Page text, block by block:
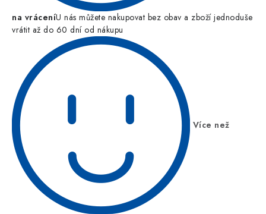
na vráceníU nás můžete nakupovat bez obav a zboží jednoduše
vrátit až do 60 dní od nákupu
Více než